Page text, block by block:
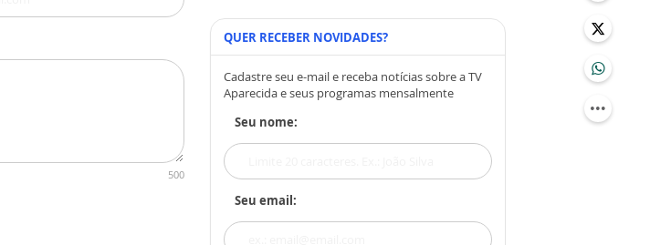
500
QUER RECEBER NOVIDADES?
Cadastre seu e-mail e receba notícias sobre a TV
Aparecida e seus programas mensalmente
Seu nome:
Seu email: